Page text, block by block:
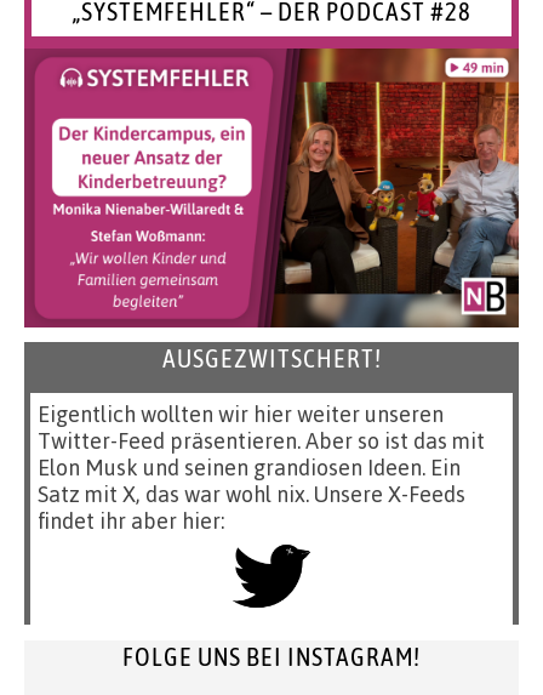
„SYSTEMFEHLER“ – DER PODCAST #28
AUSGEZWITSCHERT!
Eigentlich wollten wir hier weiter unseren
Twitter-Feed präsentieren. Aber so ist das mit
Elon Musk und seinen grandiosen Ideen. Ein
Satz mit X, das war wohl nix. Unsere X-Feeds
findet ihr aber hier:
FOLGE UNS BEI INSTAGRAM!